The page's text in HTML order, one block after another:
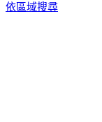
依區域搜尋